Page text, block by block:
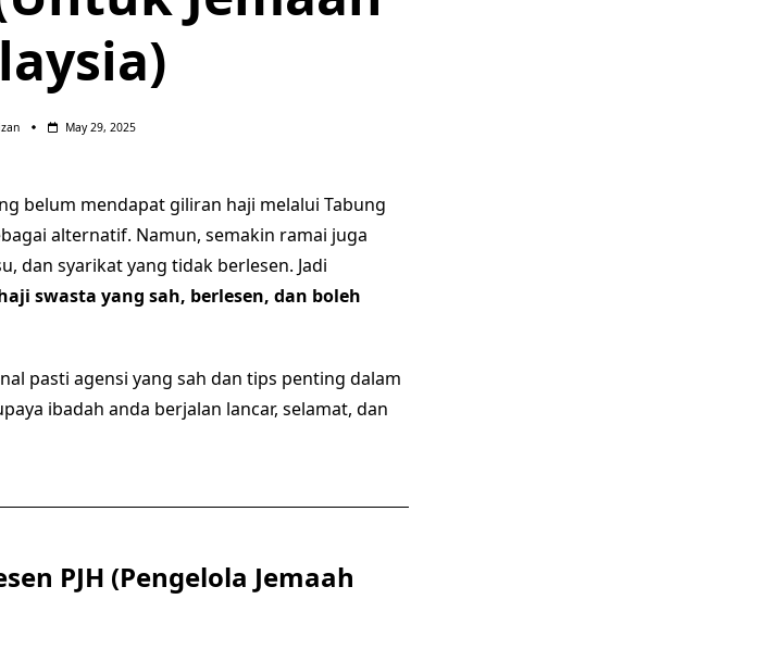
May 29, 2025
belum mendapat giliran haji melalui Tabung
alternatif. Namun, semakin ramai juga
dan syarikat yang tidak berlesen. Jadi
swasta yang sah, berlesen, dan boleh
pasti agensi yang sah dan tips penting dalam
ibadah anda berjalan lancar, selamat, dan
PJH (Pengelola Jemaah